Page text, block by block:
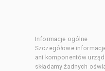
Informacje ogólne
Szczegółowe
ani komponentów
składamy żadnych